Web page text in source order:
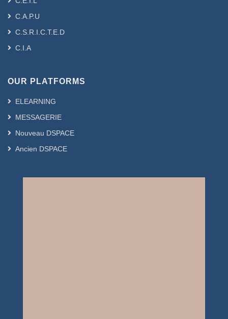
C.A.P.U
C.S.R.I.C.T.E.D
C.I.A
OUR PLATFORMS
ELEARNING
MESSAGERIE
Nouveau DSPACE
Ancien DSPACE